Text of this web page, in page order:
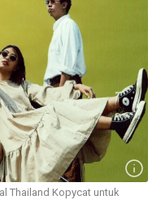
Thailand Kopycat untuk